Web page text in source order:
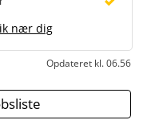
nær dig
Opdateret kl. 06.56